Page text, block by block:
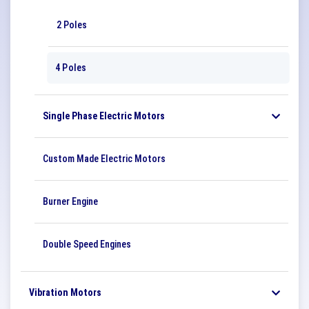
2 Poles
4 Poles
Single Phase Electric Motors
Custom Made Electric Motors
Burner Engine
Double Speed ​​Engines
Vibration Motors